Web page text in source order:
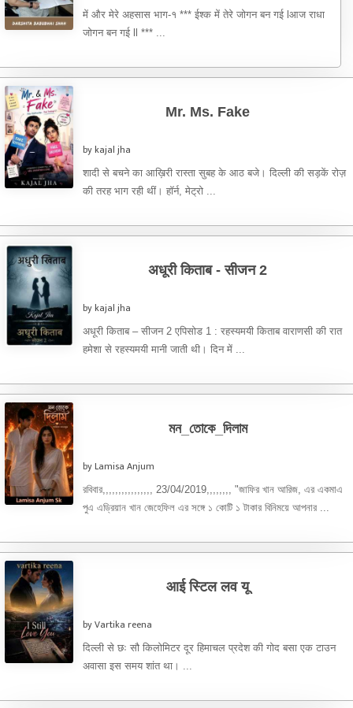
में और मेरे अहसास भाग-१ *** ईश्क में तेरे जोगन बन गई lआज राधा
जोगन बन गई ll *** ...
Mr. Ms. Fake
by kajal jha
शादी से बचने का आख़िरी रास्ता सुबह के आठ बजे। दिल्ली की सड़कें रोज़
की तरह भाग रही थीं। हॉर्न, मेट्रो ...
अधूरी किताब - सीजन 2
by kajal jha
अधूरी किताब – सीजन 2 एपिसोड 1 : रहस्यमयी किताब वाराणसी की रात
हमेशा से रहस्यमयी मानी जाती थी। दिन में ...
মন_তোকে_দিলাম
by Lamisa Anjum
রবিবার,,,,,,,,,,,,,,,, 23/04/2019,,,,,,,, "জাফির খান আরিজ, এর একমাএ
পুএ এড্রিয়ান খান জেহেফিল এর সঙ্গে ১ কোটি ১ টাকার বিনিময়ে আপনার ...
आई स्टिल लव यू
by Vartika reena
दिल्ली से छः सौ किलोमिटर दूर हिमाचल प्रदेश की गोद बसा एक टाउन
अवासा इस समय शांत था। ...